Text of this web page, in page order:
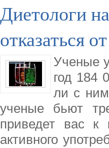
Диетологи
отказаться
Ученые
год 184
ли с
ученые бьют
приведет вас к
активного